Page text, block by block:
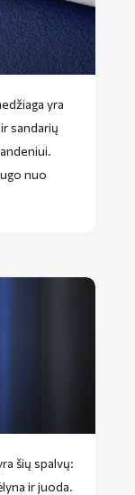
yra
sandarių
nuo
šių spalvų:
ir juoda.